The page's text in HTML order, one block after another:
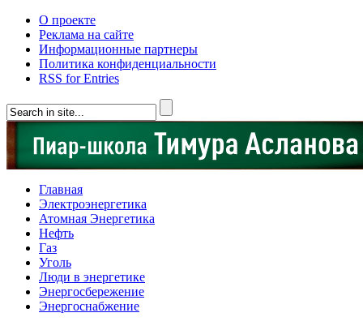
О проекте
Реклама на сайте
Информационные партнеры
Политика конфиденциальности
RSS for Entries
Главная
Электроэнергетика
Атомная Энергетика
Нефть
Газ
Уголь
Люди в энергетике
Энергосбережение
Энергоснабжение